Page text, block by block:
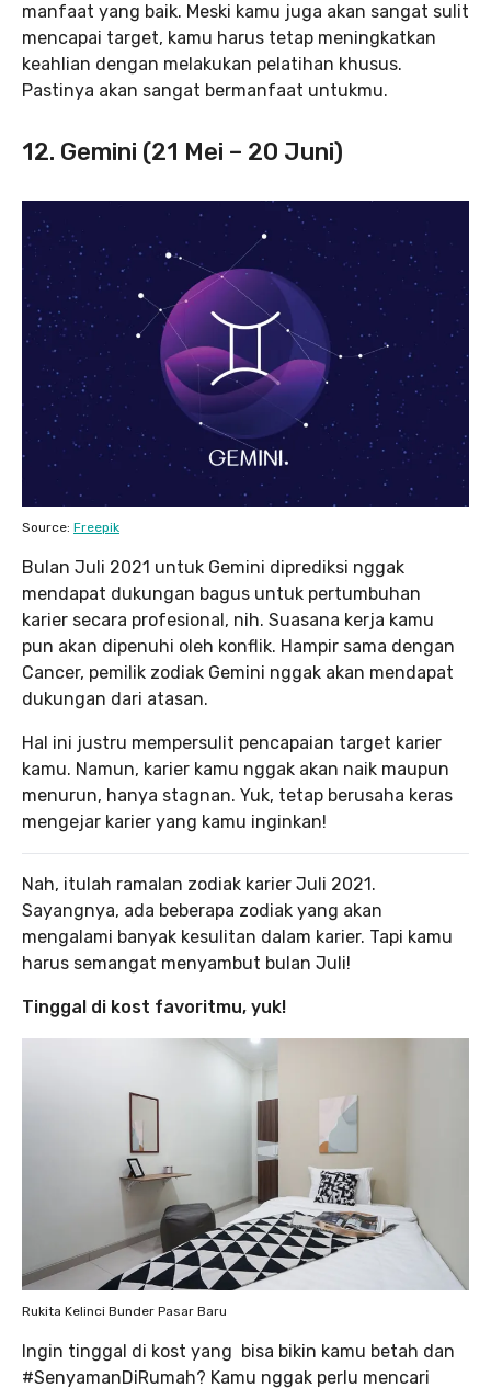
manfaat yang baik. Meski kamu juga akan sangat sulit
mencapai target, kamu harus tetap meningkatkan
keahlian dengan melakukan pelatihan khusus.
Pastinya akan sangat bermanfaat untukmu.
12. Gemini (21 Mei – 20 Juni)
Source: Freepik
Bulan Juli 2021 untuk Gemini diprediksi nggak
mendapat dukungan bagus untuk pertumbuhan
karier secara profesional, nih. Suasana kerja kamu
pun akan dipenuhi oleh konflik. Hampir sama dengan
Cancer, pemilik zodiak Gemini nggak akan mendapat
dukungan dari atasan.
Hal ini justru mempersulit pencapaian target karier
kamu. Namun, karier kamu nggak akan naik maupun
menurun, hanya stagnan. Yuk, tetap berusaha keras
mengejar karier yang kamu inginkan!
Nah, itulah ramalan zodiak karier Juli 2021.
Sayangnya, ada beberapa zodiak yang akan
mengalami banyak kesulitan dalam karier. Tapi kamu
harus semangat menyambut bulan Juli!
Tinggal di kost favoritmu, yuk!
Rukita Kelinci Bunder Pasar Baru
Ingin tinggal di kost yang bisa bikin kamu betah dan
#SenyamanDiRumah? Kamu nggak perlu mencari